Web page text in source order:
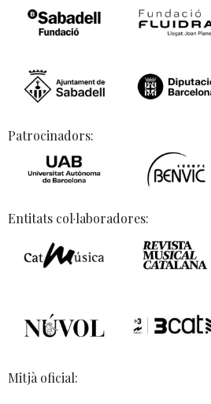
Patrocinadors:
Entitats col·laboradores:
Mitjà oficial: